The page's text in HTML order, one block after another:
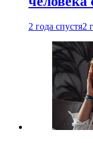
2 года спустя2